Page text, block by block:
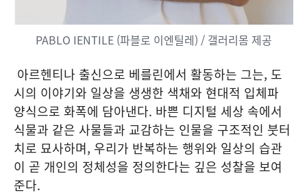
PABLO IENTILE (파블로 이엔틸레) / 갤러리몸 제공
아르헨티나 출신으로 베를린에서 활동하는 그는, 도
시의 이야기와 일상을 생생한 색채와 현대적 입체파
양식으로 화폭에 담아낸다. 바쁜 디지털 세상 속에서
식물과 같은 사물들과 교감하는 인물을 구조적인 붓터
치로 묘사하며, 우리가 반복하는 행위와 일상의 습관
이 곧 개인의 정체성을 정의한다는 깊은 성찰을 보여
준다.